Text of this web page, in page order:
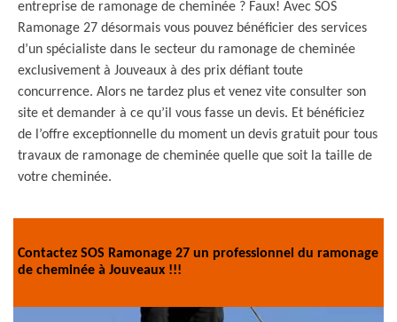
entreprise de ramonage de cheminée ? Faux! Avec SOS
Ramonage 27 désormais vous pouvez bénéficier des services
d’un spécialiste dans le secteur du ramonage de cheminée
exclusivement à Jouveaux à des prix défiant toute
concurrence. Alors ne tardez plus et venez vite consulter son
site et demander à ce qu’il vous fasse un devis. Et bénéficiez
de l’offre exceptionnelle du moment un devis gratuit pour tous
travaux de ramonage de cheminée quelle que soit la taille de
votre cheminée.
Contactez SOS Ramonage 27 un professionnel du ramonage
de cheminée à Jouveaux !!!